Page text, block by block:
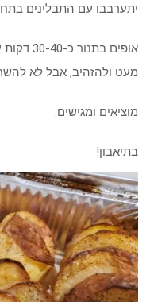
יתערבבו עם התבלינים
אופים
מעט ולהזהיב, אבל לא
מוציאים ומגישים.
בתיאבון!